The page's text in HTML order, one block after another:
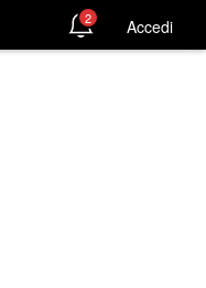
2 Accedi